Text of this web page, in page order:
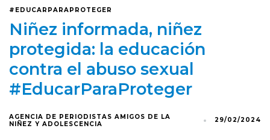
#EDUCARPARAPROTEGER
Niñez informada, niñez
protegida: la educación
contra el abuso sexual
#EducarParaProteger
AGENCIA DE PERIODISTAS AMIGOS DE LA
NIÑEZ Y ADOLESCENCIA
29/02/2024